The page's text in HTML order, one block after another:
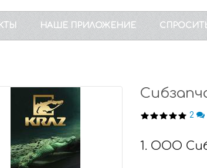
НАШЕ ПРИЛОЖЕНИЕ
2
1. ООО